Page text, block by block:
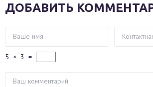
ДОБАВИТЬ
5 × 3 =